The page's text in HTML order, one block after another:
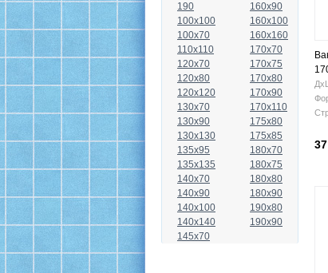
190
100x100
100x70
110x110
120x70
120x80
120x120
130x70
130x90
130x130
135x95
135x135
140x70
140x90
140x100
140x140
145x70
160x90
160x100
160x160
170x70
170x75
170x80
170x90
170x110
175x80
175x85
180x70
180x75
180x80
180x90
190x80
190x90